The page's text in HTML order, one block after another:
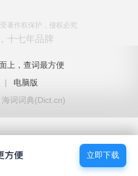
著作权保护，侵权必究
十七年品牌
上，查词最方便
|
电脑版
词词典(Dict.cn)
立即下载
立即下载